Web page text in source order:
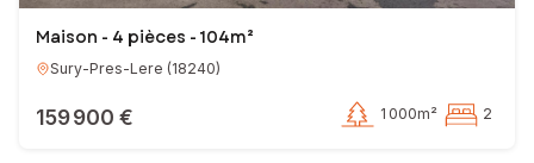
Maison - 4 pièces - 104m²
Sury-Pres-Lere (18240)
159 900 € 1 000m² 2